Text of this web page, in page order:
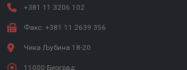
+381 11 3206 102
Факс: +381 11 2639 356
Чика Љубина 18-20
11000 Београд